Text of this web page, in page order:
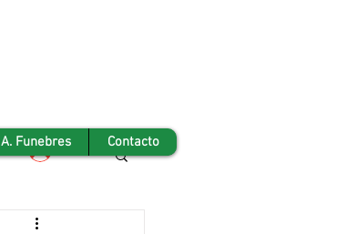
Iniciar sesión
A. Funebres Contacto